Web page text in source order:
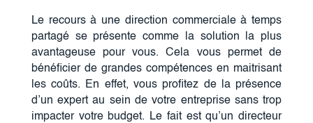
Le recours à une direction commerciale à temps
partagé se présente comme la solution la plus
avantageuse pour vous. Cela vous permet de
bénéficier de grandes compétences en maitrisant
les coûts. En effet, vous profitez de la présence
d’un expert au sein de votre entreprise sans trop
impacter votre budget. Le fait est qu’un directeur